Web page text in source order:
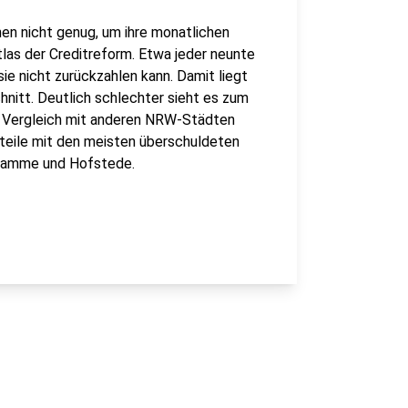
nicht genug, um ihre monatlichen
der Creditreform. Etwa jeder neunte
nicht zurückzahlen kann. Damit liegt
Deutlich schlechter sieht es zum
mit anderen NRW-Städten
mit den meisten überschuldeten
und Hofstede.